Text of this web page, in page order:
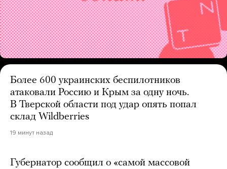
Более 600 украинских беспилотников
атаковали Россию и Крым за одну ночь.
В Тверской области под удар опять попал
склад Wildberries
19 минут назад
Губернатор сообщил о «самой массовой